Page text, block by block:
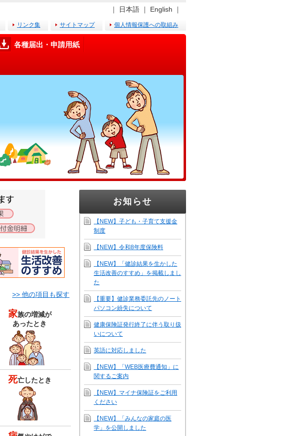
｜ 日本語 ｜ English ｜
個人情報保護への取組み
サイトマップ
リンク集
各種届出・申請用紙
>> 他の項目も探す
家族の増減が
あったとき
死亡したとき
お知らせ
【NEW】子ども・子育て支援金
制度
【NEW】令和8年度保険料
【NEW】「健診結果を生かした
生活改善のすすめ」を掲載しまし
た
【重要】健診業務委託先のノート
パソコン紛失について
健康保険証発行終了に伴う取り扱
いについて
英語に対応しました
【NEW】「WEB医療費通知」に
関するご案内
【NEW】マイナ保険証をご利用
ください
【NEW】「みんなの家庭の医
学」を公開しました